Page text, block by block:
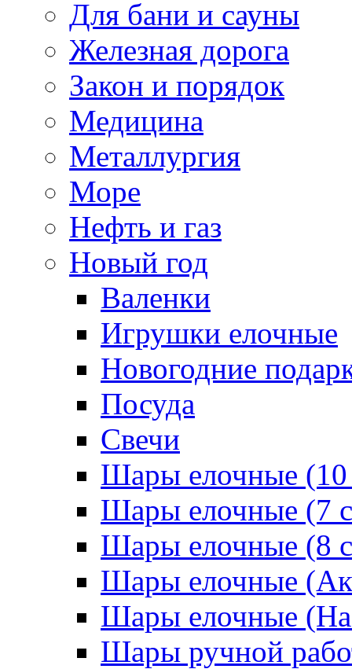
Для бани и сауны
Железная дорога
Закон и порядок
Медицина
Металлургия
Море
Нефть и газ
Новый год
Валенки
Игрушки елочные
Новогодние
Посуда
Свечи
Шары елочные
Шары елочные (7
Шары елочные (8
Шары елочные
Шары елочные
Шары ручной